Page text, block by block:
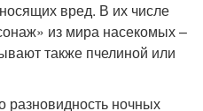
вред. В их числе
из мира насекомых –
также пчелиной или
разновидность ночных